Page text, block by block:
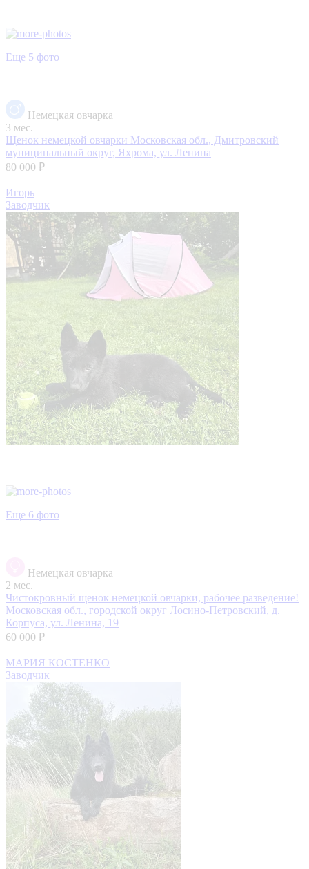
Еще 5 фото
Немецкая овчарка
3 мес.
Щенок немецкой овчарки Московская обл., Дмитровский
муниципальный округ, Яхрома, ул. Ленина
80 000 ₽
Игорь
Заводчик
Еще 6 фото
Немецкая овчарка
2 мес.
Чистокровный щенок немецкой овчарки, рабочее разведение!
Московская обл., городской округ Лосино-Петровский, д.
Корпуса, ул. Ленина, 19
60 000 ₽
МАРИЯ КОСТЕНКО
Заводчик